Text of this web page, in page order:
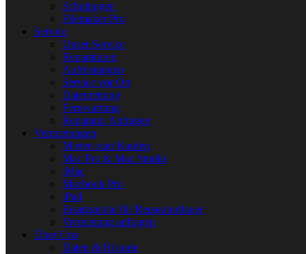
Schulungen
Filemaker Pro
Service
Unser Service
Reparaturen
Aufrüstungen
Service vor Ort
Datenrettung
Fernwartung
Reparatur Anfragen
Vermietungen
Mieten statt Kaufen
Mac Pro & Mac Studio
iMac
Macbook Pro
iPad
Ersatzgeräte für Reparaturdauer
Vermietung anfragen
Über Uns
Daten & Historie